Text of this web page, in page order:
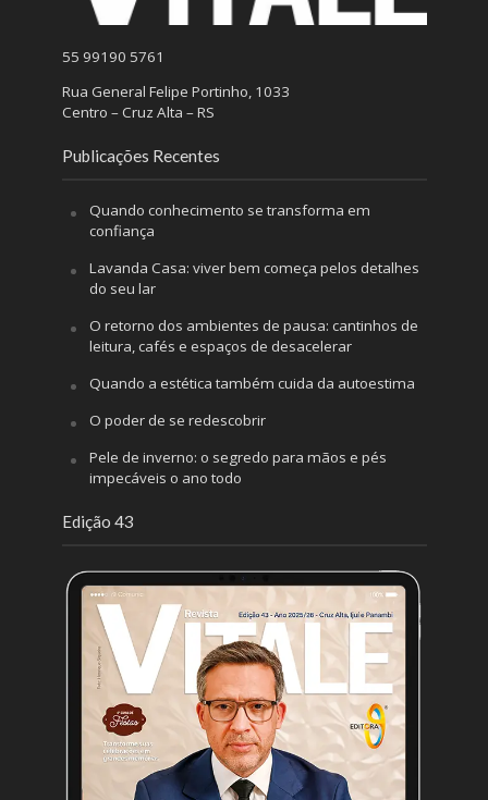
55 99190 5761
Rua General Felipe Portinho, 1033
Centro – Cruz Alta – RS
Publicações Recentes
Quando conhecimento se transforma em
confiança
Lavanda Casa: viver bem começa pelos detalhes
do seu lar
O retorno dos ambientes de pausa: cantinhos de
leitura, cafés e espaços de desacelerar
Quando a estética também cuida da autoestima
O poder de se redescobrir
Pele de inverno: o segredo para mãos e pés
impecáveis o ano todo
Edição 43